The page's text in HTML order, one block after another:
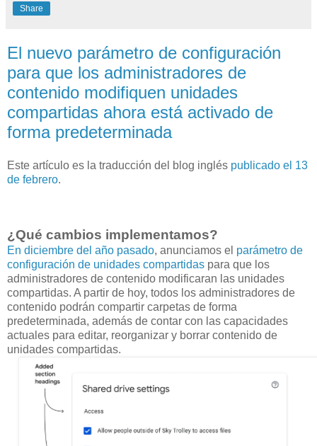
Share
El nuevo parámetro de configuración
para que los administradores de
contenido modifiquen unidades
compartidas ahora está activado de
forma predeterminada
Este artículo es la traducción del blog inglés publicado el 13
de febrero.
¿Qué cambios implementamos?
En diciembre del año pasado, anunciamos el parámetro de
configuración de unidades compartidas para que los
administradores de contenido modificaran las unidades
compartidas. A partir de hoy, todos los administradores de
contenido podrán compartir carpetas de forma
predeterminada, además de contar con las capacidades
actuales para editar, reorganizar y borrar contenido de
unidades compartidas.